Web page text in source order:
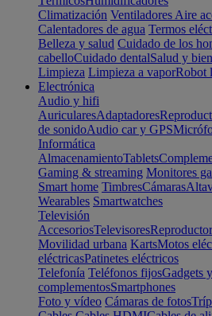
Climatización Ventiladores Aire
Calentadores de agua Termos
Belleza y salud Cuidado de los
cabelloCuidado dentalSalud y
Limpieza Limpieza a vaporRobot
Electrónica
Audio y hifi
AuricularesAdaptadores
de sonidoAudio car y GPS
Informática
AlmacenamientoTablets
Gaming & streaming Monitores
Smart home TimbresCámaras
Wearables Smartwatches
Televisión
AccesoriosTelevisores
Movilidad urbana KartsMotos
eléctricasPatinetes eléctricos
Telefonía Teléfonos fijosGadgets y
complementosSmartphones
Foto y vídeo Cámaras de fotos